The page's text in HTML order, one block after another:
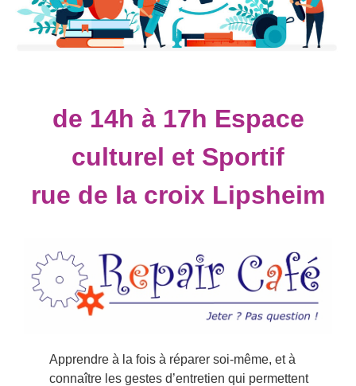
de 14h à 17h Espace
culturel et Sportif
rue de la croix Lipsheim
Apprendre à la fois à réparer soi-même, et à
connaître les gestes d’entretien qui permettent